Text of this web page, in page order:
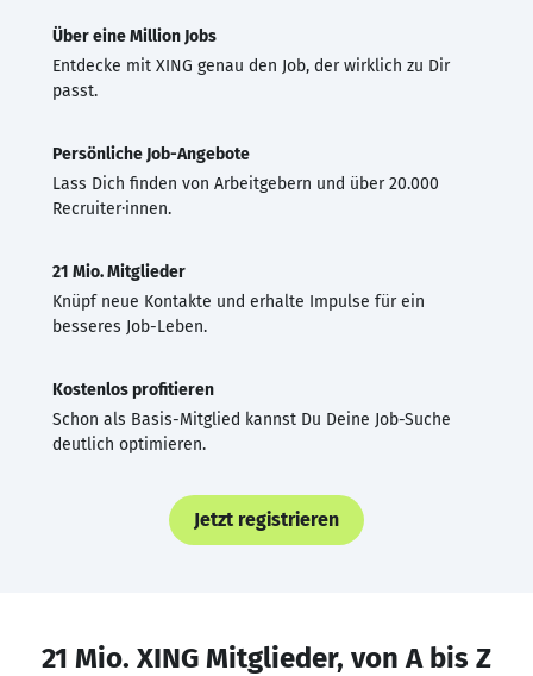
Über eine Million Jobs
Entdecke mit XING genau den Job, der wirklich zu Dir
passt.
Persönliche Job-Angebote
Lass Dich finden von Arbeitgebern und über 20.000
Recruiter·innen.
21 Mio. Mitglieder
Knüpf neue Kontakte und erhalte Impulse für ein
besseres Job-Leben.
Kostenlos profitieren
Schon als Basis-Mitglied kannst Du Deine Job-Suche
deutlich optimieren.
Jetzt registrieren
21 Mio. XING Mitglieder, von A bis Z